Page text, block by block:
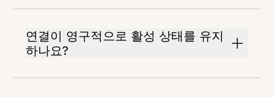
연결이 영구적으로 활성 상태를 유지
하나요?